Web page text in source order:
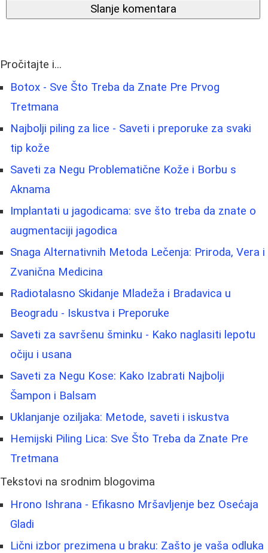
Slanje komentara
Pročitajte i...
Botox - Sve Što Treba da Znate Pre Prvog
Tretmana
Najbolji piling za lice - Saveti i preporuke za svaki
tip kože
Saveti za Negu Problematične Kože i Borbu s
Aknama
Implantati u jagodicama: sve što treba da znate o
augmentaciji jagodica
Snaga Alternativnih Metoda Lečenja: Priroda, Vera i
Zvanična Medicina
Radiotalasno Skidanje Mladeža i Bradavica u
Beogradu - Iskustva i Preporuke
Saveti za savršenu šminku - Kako naglasiti lepotu
očiju i usana
Saveti za Negu Kose: Kako Izabrati Najbolji
Šampon i Balsam
Uklanjanje oziljaka: Metode, saveti i iskustva
Hemijski Piling Lica: Sve Što Treba da Znate Pre
Tretmana
Tekstovi na srodnim blogovima
Hrono Ishrana - Efikasno Mršavljenje bez Osećaja
Gladi
Lični izbor prezimena u braku: Zašto je vaša odluka